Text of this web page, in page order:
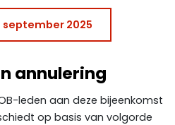
september 2025
annulering
leden aan deze bijeenkomst
op basis van volgorde